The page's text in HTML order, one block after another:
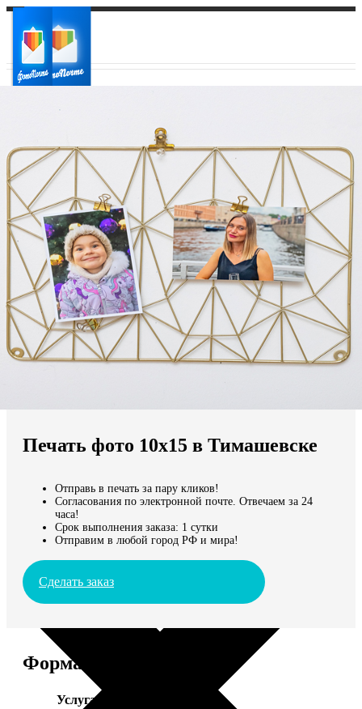
Ваш город:
Ваш регион доставки
Выберите из списка:
Мы доставляем по всему миру
Продолжить без города
Печать фото 10х15 в Тимашевске
Отправь в печать за пару кликов!
Согласования по электронной почте. Отвечаем за 24
часа!
Срок выполнения заказа: 1 сутки
Отправим в любой город РФ и мира!
Сделать заказ
Форматы и цены
Услуга